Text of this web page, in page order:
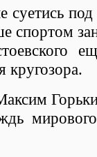
суетись
спортом
кругозора.